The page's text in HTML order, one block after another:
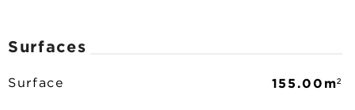
Surfaces
Surface 155.00m²